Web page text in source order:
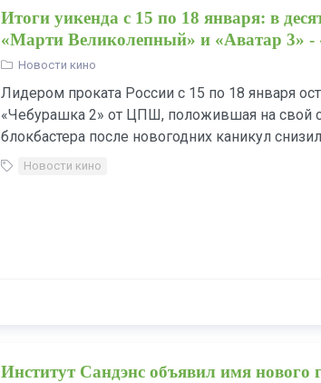
Итоги уикенда с 15 по 18 января: в
«Марти Великолепный» и «Аватар 3» -
Новости кино
Лидером проката России с 15 по 18 января
«Чебурашка 2» от ЦПШ, положившая на свой
блокбастера после новогодних каникул
Новости кино
Институт Сандэнс объявил имя нового